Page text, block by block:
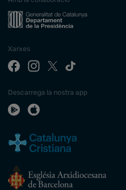
Xarxes
Descarrega la nostra app